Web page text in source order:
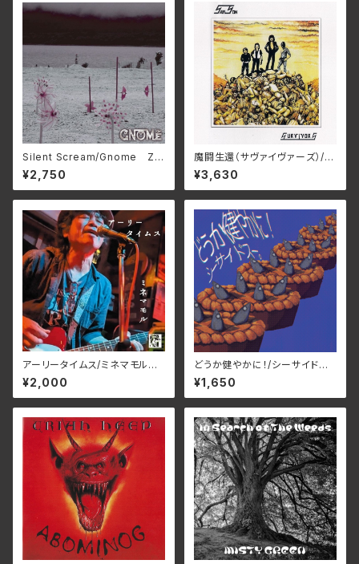
Silent Scream/Gnome ZD
R-012(仕様:CD)
¥2,750
魔闘⽣還（サヴァイヴァーズ）/サ
ムソン BELLE-264423(仕
様:SHM-CD)
¥3,630
アーリータイムス/ミネマモル
SSRC-010(仕様:CD)
¥2,000
どうか健やかに！/シーサイドス
ー。 ROJI-003(仕様:CD)
¥1,650